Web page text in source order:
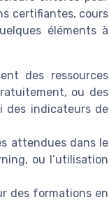
certifiantes, cours
éléments à
des ressources
ou des
des indicateurs de
attendues dans le
ou l’utilisation
des formations en